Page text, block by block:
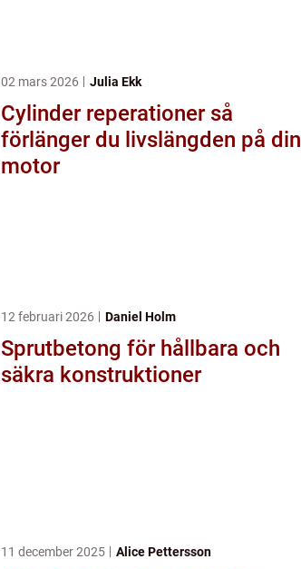
02 mars 2026 Julia Ekk
Cylinder reperationer så
förlänger du livslängden på din
motor
12 februari 2026 Daniel Holm
Sprutbetong för hållbara och
säkra konstruktioner
11 december 2025 Alice Pettersson